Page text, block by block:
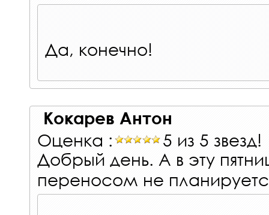
Да, конечно!
Кокарев Антон
Оценка :
5 из 5 звезд!
Добрый день. А в эту
переносом не